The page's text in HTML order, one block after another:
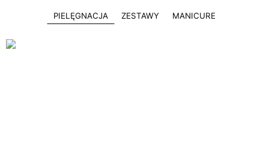
PIELĘGNACJA ZESTAWY MANICURE